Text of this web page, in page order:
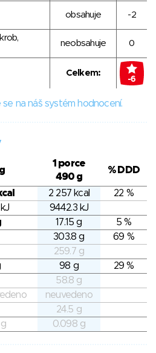
obsahuje -2
neobsahuje 0
Celkem:
-6
na náš systém hodnocení.
1 porce
490 g
% DDD
2 257 kcal
22 %
9442.3 kJ
17.15 g
5 %
303.8 g
69 %
259.7 g
98 g
29 %
58.8 g
neuvedeno
24.5 g
0.098 g